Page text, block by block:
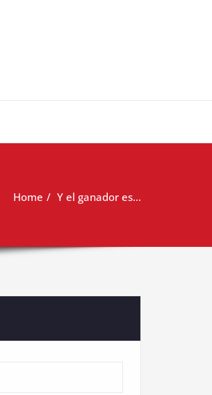
Home Y el ganador es…